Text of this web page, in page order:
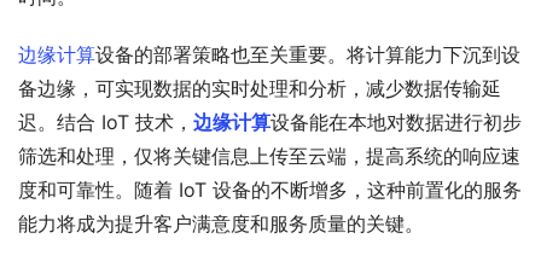
边缘计算设备的部署策略也至关重要。将计算能力下沉到设
备边缘，可实现数据的实时处理和分析，减少数据传输延
迟。结合 IoT 技术， 边缘计算设备能在本地对数据进行初步
筛选和处理，仅将关键信息上传至云端，提高系统的响应速
度和可靠性。随着 IoT 设备的不断增多，这种前置化的服务
能力将成为提升客户满意度和服务质量的关键。